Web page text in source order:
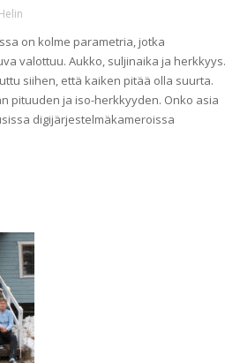
on kolme parametria, jotka
valottuu. Aukko, suljinaika ja herkkyys.
siihen, että kaiken pitää olla suurta.
pituuden ja iso-herkkyyden. Onko asia
digijärjestelmäkameroissa